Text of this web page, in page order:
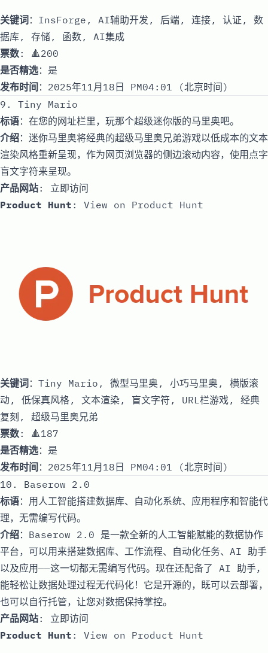
关键词：InsForge, AI辅助开发, 后端, 连接, 认证, 数
据库, 存储, 函数, AI集成
票数: 🔺200
是否精选：是
发布时间 ：2025年11月18日 PM04:01 (北京时间)
9. Tiny Mario
标语：在您的网址栏里，玩那个超级迷你版的马里奥吧。
介绍：迷你马里奥将经典的超级马里奥兄弟游戏以低成本的文本
渲染风格重新呈现，作为网页浏览器的侧边滚动内容，使用点字
盲文字符来呈现。
产品网站: 立即访问
Product Hunt : View on Product Hunt
关键词 ：Tiny Mario, 微型马里奥, 小巧马里奥, 横版滚
动, 低保真风格, 文本渲染, 盲文字符, URL栏游戏, 经典
复刻, 超级马里奥兄弟
票数: 🔺187
是否精选：是
发布时间 ：2025年11月18日 PM04:01 (北京时间)
10. Baserow 2.0
标语：用人工智能搭建数据库、自动化系统、应用程序和智能代
理，无需编写代码。
介绍：Baserow 2.0 是一款全新的人工智能赋能的数据协作
平台，可以用来搭建数据库、工作流程、自动化任务、AI 助手
以及应用——这一切都无需编写代码。现在还配备了 AI 助手，
能轻松让数据处理过程无代码化！它是开源的，既可以云部署，
也可以自行托管，让您对数据保持掌控。
产品网站: 立即访问
Product Hunt : View on Product Hunt